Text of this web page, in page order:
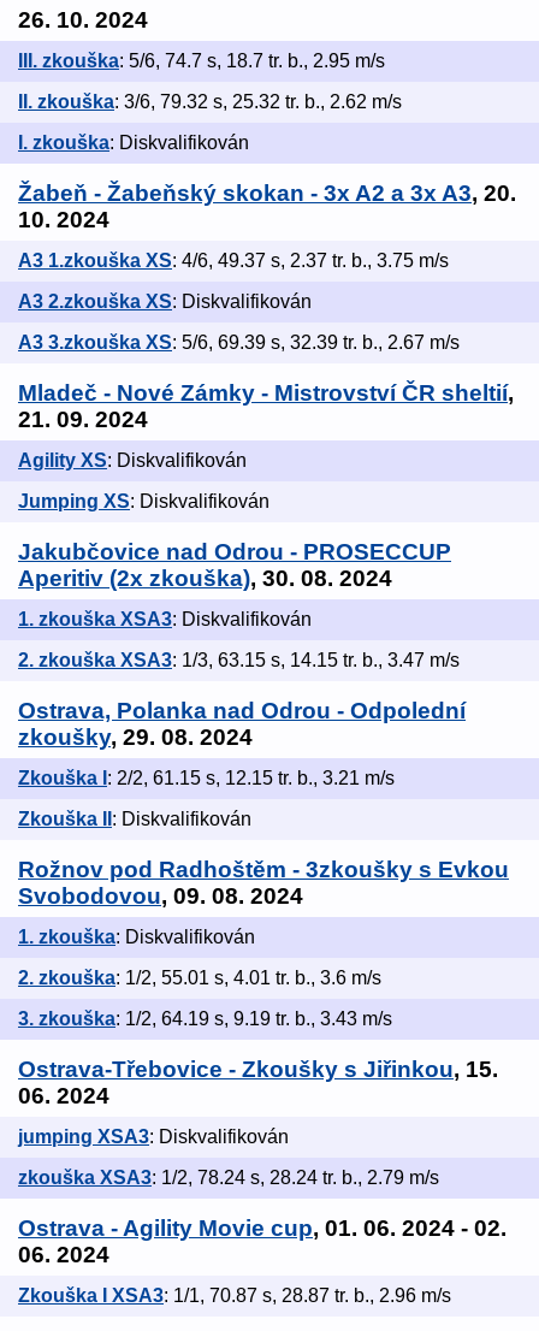
26. 10. 2024
III. zkouška: 5/6, 74.7 s, 18.7 tr. b., 2.95 m/s
II. zkouška: 3/6, 79.32 s, 25.32 tr. b., 2.62 m/s
I. zkouška: Diskvalifikován
Žabeň - Žabeňský skokan - 3x A2 a 3x A3, 20.
10. 2024
A3 1.zkouška XS: 4/6, 49.37 s, 2.37 tr. b., 3.75 m/s
A3 2.zkouška XS: Diskvalifikován
A3 3.zkouška XS: 5/6, 69.39 s, 32.39 tr. b., 2.67 m/s
Mladeč - Nové Zámky - Mistrovství ČR sheltií,
21. 09. 2024
Agility XS: Diskvalifikován
Jumping XS: Diskvalifikován
Jakubčovice nad Odrou - PROSECCUP
Aperitiv (2x zkouška), 30. 08. 2024
1. zkouška XSA3: Diskvalifikován
2. zkouška XSA3: 1/3, 63.15 s, 14.15 tr. b., 3.47 m/s
Ostrava, Polanka nad Odrou - Odpolední
zkoušky, 29. 08. 2024
Zkouška I : 2/2, 61.15 s, 12.15 tr. b., 3.21 m/s
Zkouška II : Diskvalifikován
Rožnov pod Radhoštěm - 3zkoušky s Evkou
Svobodovou, 09. 08. 2024
1. zkouška: Diskvalifikován
2. zkouška: 1/2, 55.01 s, 4.01 tr. b., 3.6 m/s
3. zkouška: 1/2, 64.19 s, 9.19 tr. b., 3.43 m/s
Ostrava-Třebovice - Zkoušky s Jiřinkou, 15.
06. 2024
jumping XSA3: Diskvalifikován
zkouška XSA3: 1/2, 78.24 s, 28.24 tr. b., 2.79 m/s
Ostrava - Agility Movie cup, 01. 06. 2024 - 02.
06. 2024
Zkouška I XSA3: 1/1, 70.87 s, 28.87 tr. b., 2.96 m/s